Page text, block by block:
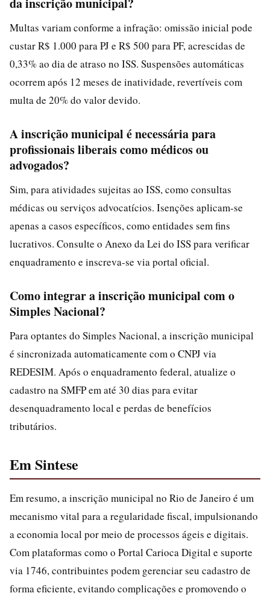
Multas variam conforme a infração: omissão inicial pode
custar R$ 1.000 para PJ e R$ 500 para PF, acrescidas de
0,33% ao dia de atraso no ISS. Suspensões automáticas
ocorrem após 12 meses de inatividade, revertíveis com
multa de 20% do valor devido.
A inscrição municipal é necessária para
profissionais liberais como médicos ou
advogados?
Sim, para atividades sujeitas ao ISS, como consultas
médicas ou serviços advocatícios. Isenções aplicam-se
apenas a casos específicos, como entidades sem fins
lucrativos. Consulte o Anexo da Lei do ISS para verificar
enquadramento e inscreva-se via portal oficial.
Como integrar a inscrição municipal com o
Simples Nacional?
Para optantes do Simples Nacional, a inscrição municipal
é sincronizada automaticamente com o CNPJ via
REDESIM. Após o enquadramento federal, atualize o
cadastro na SMFP em até 30 dias para evitar
desenquadramento local e perdas de benefícios
tributários.
Em Sintese
Em resumo, a inscrição municipal no Rio de Janeiro é um
mecanismo vital para a regularidade fiscal, impulsionando
a economia local por meio de processos ágeis e digitais.
Com plataformas como o Portal Carioca Digital e suporte
via 1746, contribuintes podem gerenciar seu cadastro de
forma eficiente, evitando complicações e promovendo o